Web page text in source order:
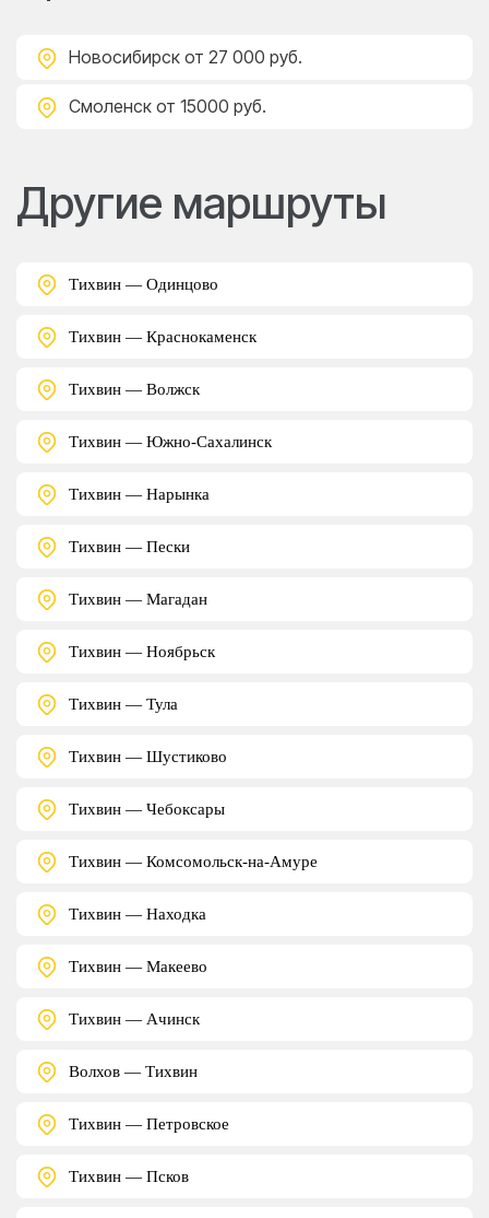
Новосибирск от 27 000 руб.
Смоленск от 15000 руб.
Другие маршруты
Тихвин — Одинцово
Тихвин — Краснокаменск
Тихвин — Волжск
Тихвин — Южно-Сахалинск
Тихвин — Нарынка
Тихвин — Пески
Тихвин — Магадан
Тихвин — Ноябрьск
Тихвин — Тула
Тихвин — Шустиково
Тихвин — Чебоксары
Тихвин — Комсомольск-на-Амуре
Тихвин — Находка
Тихвин — Макеево
Тихвин — Ачинск
Волхов — Тихвин
Тихвин — Петровское
Тихвин — Псков